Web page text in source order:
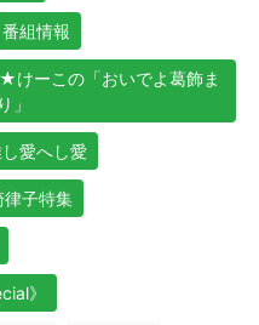
番組情報
けーこの「おいでよ葛飾ま
」
愛へし愛
律子特集
》